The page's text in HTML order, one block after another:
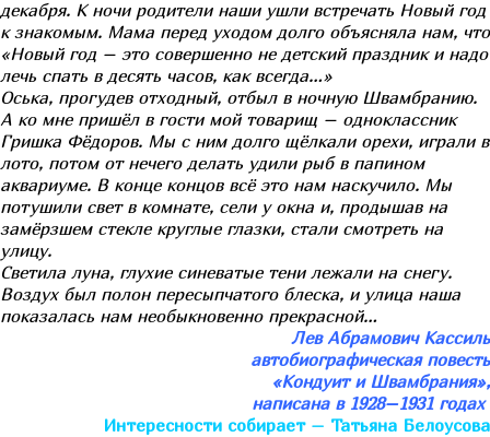
декабря. К ночи родители наши ушли встречать Новый год
к знакомым. Мама перед уходом долго объясняла нам, что
«Новый год – это совершенно не детский праздник и надо
лечь спать в десять часов, как всегда…»
Оська, прогудев отходный, отбыл в ночную Швамбранию.
А ко мне пришёл в гости мой товарищ – одноклассник
Гришка Фёдоров. Мы с ним долго щёлкали орехи, играли в
лото, потом от нечего делать удили рыб в папином
аквариуме. В конце концов всё это нам наскучило. Мы
потушили свет в комнате, сели у окна и, продышав на
замёрзшем стекле круглые глазки, стали смотреть на
улицу.
Светила луна, глухие синеватые тени лежали на снегу.
Воздух был полон пересыпчатого блеска, и улица наша
показалась нам необыкновенно прекрасной…
Лев Абрамович Кассиль
автобиографическая повесть
«Кондуит и Швамбрания»,
написана в 1928–1931 годах
Интересности собирает – Татьяна Белоусова